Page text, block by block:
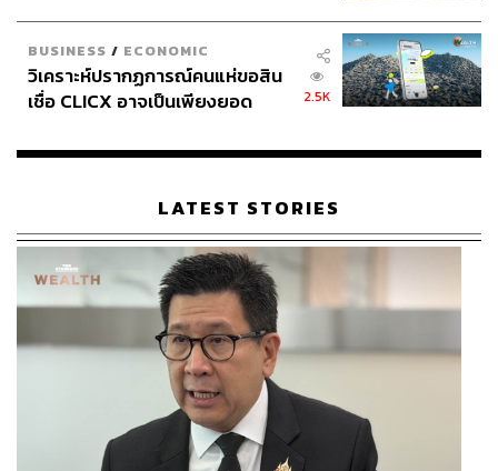
BUSINESS / ECONOMIC
วิเคราะห์ปรากฏการณ์คนแห่ขอสิน
เชื่อ CLICX อาจเป็นเพียงยอด
เรือนไทยที่ถูกซุกไว้
2.5K
LATEST STORIES